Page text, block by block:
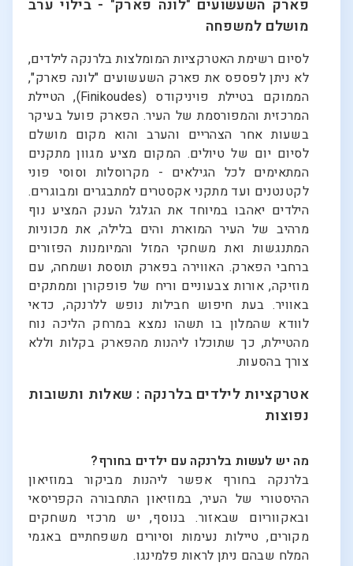
פארק השעשועים "לונה פארק" - בילוי ערב
מושלם למשפחה
לסיום רשימת האטרקציות המומלצות בלרנקה לילדים,
לא ניתן לפספס את פארק השעשועים "לונה פארק",
הממוקם בטיילת פויניקודס (Finikoudes), הטיילת
המרכזית והמפורסמת של העיר. הפארק פועל בעיקר
בשעות אחר הצהריים והערב והוא מקום מושלם
לסיום יום של טיולים. המקום מציע מגוון מתקנים
המתאימים לכל הגילאים - מקרוסלות וסוסי פוני
לקטנטנים ועד מתקני אקסטרים למתבגרים ומבוגרים.
הילדים יאהבו במיוחד את הגלגל הענק המציע נוף
מרהיב של העיר המוארת והים בלילה, את מכוניות
המתנגשות ואת משחקי המזל והמיומנות הפזורים
ברחבי הפארק. האווירה בפארק תוססת ושמחה, עם
מוזיקה, אורות צבעוניים וריח של פופקורן וממתקים
באוויר. בעת חיפוש חבילות נופש ללרנקה, כדאי
לוודא שהמלון בו תשהו נמצא במרחק הליכה נוח
מהטיילת, כך שתוכלו ליהנות מהפארק בקלות וללא
צורך בהסעות.
אטרקציות לילדים בלרנקה : שאלות ותשובות
נפוצות
מה יש לעשות בלרנקה עם ילדים בחורף?
בלרנקה בחורף אפשר ליהנות מביקור במוזיאון
ההיסטורי של העיר, במוזיאון התחבורה הקפריסאי
ובאקווריום שבאזור. בנוסף, יש מרכזי משחקים
מקורים, טיילות נעימות וסיורים משפחתיים באגמי
המלח שבהם ניתן לראות פלמינגו.